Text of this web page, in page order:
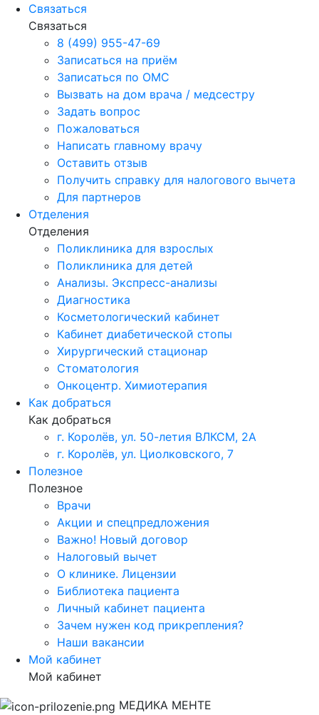
Связаться
Связаться
8 (499) 955-47-69
Записаться на приём
Записаться по ОМС
Вызвать на дом врача / медсестру
Задать вопрос
Пожаловаться
Написать главному врачу
Оставить отзыв
Получить справку для налогового вычета
Для партнеров
Отделения
Отделения
Поликлиника для взрослых
Поликлиника для детей
Анализы. Экспресс-анализы
Диагностика
Косметологический кабинет
Кабинет диабетической стопы
Хирургический стационар
Стоматология
Онкоцентр. Химиотерапия
Как добраться
Как добраться
г. Королёв, ул. 50-летия ВЛКСМ, 2А
г. Королёв, ул. Циолковского, 7
Полезное
Полезное
Врачи
Акции и спецпредложения
Важно! Новый договор
Налоговый вычет
О клинике. Лицензии
Библиотека пациента
Личный кабинет пациента
Зачем нужен код прикрепления?
Наши вакансии
Мой кабинет
Мой кабинет
МЕДИКА МЕНТЕ